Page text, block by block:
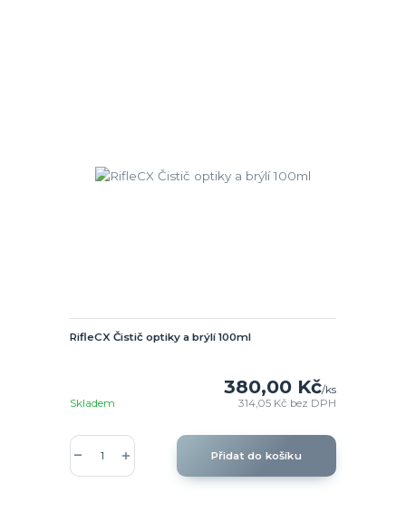
RifleCX Čistič optiky a brýlí 100ml
380,00 Kč/ks
314,05 Kč bez DPH
Skladem
Přidat do košíku